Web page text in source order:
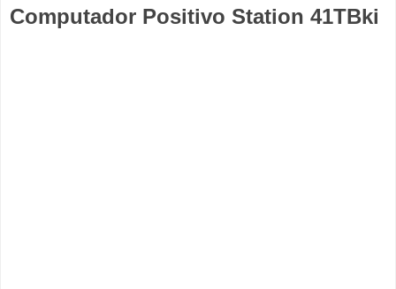
Computador Positivo Station 41TBki